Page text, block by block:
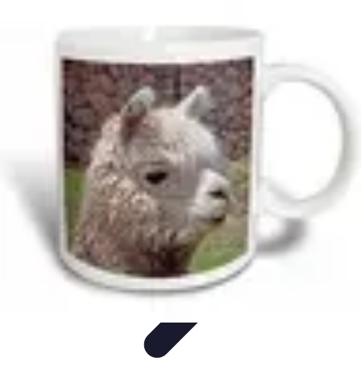
Choix et ConseilsInspiration de
Guides de Voyage
Eco Destinations